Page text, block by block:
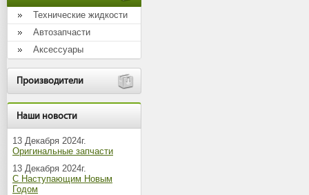
Технические жидкости
Автозапчасти
Аксессуары
Производители
Наши новости
13 Декабря 2024г.
Оригинальные запчасти
13 Декабря 2024г.
С Наступающим Новым
Годом